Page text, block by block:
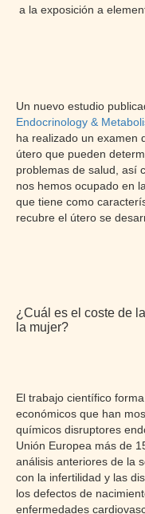
a la exposición a
Un nuevo estudio
Endocrinology &
ha realizado un examen
útero que pueden
problemas de salud, así
nos hemos ocupado en
que tiene como
recubre el útero se
¿Cuál es el coste de
la mujer?
El trabajo científico
económicos que han
químicos disruptores
Unión Europea más de
análisis anteriores de la
con la infertilidad y las
los defectos de
enfermedades